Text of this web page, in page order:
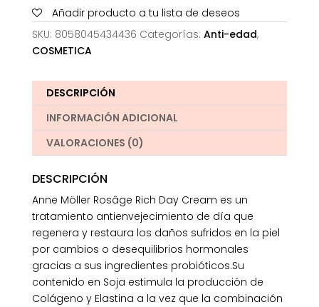
Añadir producto a tu lista de deseos
SKU: 8058045434436 Categorías: Anti-edad,
COSMETICA
DESCRIPCIÓN
INFORMACIÓN ADICIONAL
VALORACIONES (0)
DESCRIPCIÓN
Anne Möller Rosâge Rich Day Cream es un
tratamiento antienvejecimiento de día que
regenera y restaura los daños sufridos en la piel
por cambios o desequilibrios hormonales
gracias a sus ingredientes probióticos.Su
contenido en Soja estimula la producción de
Colágeno y Elastina a la vez que la combinación